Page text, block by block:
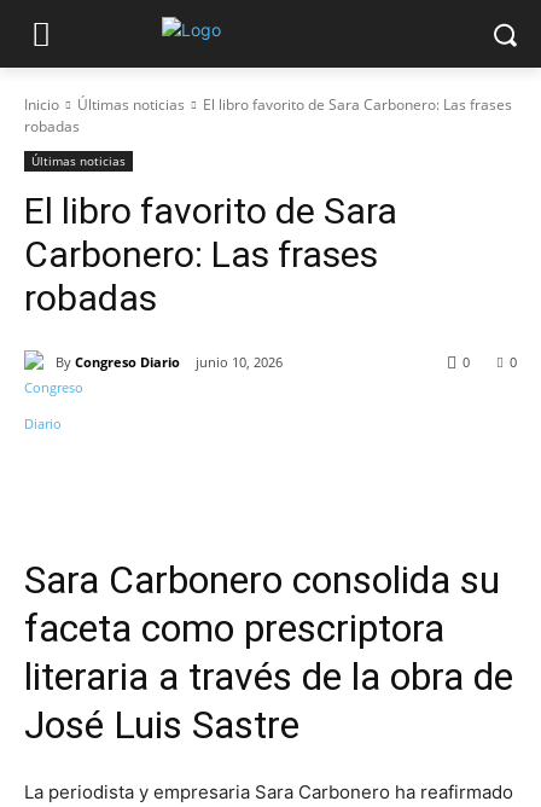
Inicio Últimas noticias
El libro favorito de Sara Carbonero: Las frases
robadas
Últimas noticias
El libro favorito de Sara
Carbonero: Las frases
robadas
By Congreso Diario junio 10, 2026 0
0
Sara Carbonero consolida su
faceta como prescriptora
literaria a través de la obra de
José Luis Sastre
La periodista y empresaria Sara Carbonero ha reafirmado